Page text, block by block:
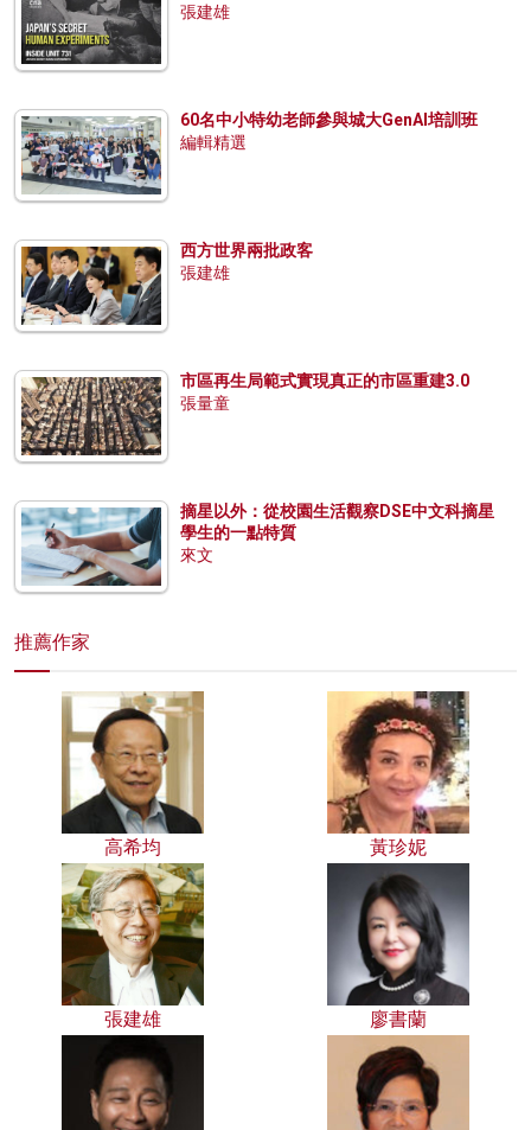
張建雄
60名中小特幼老師參與城大GenAI培訓班
編輯精選
西方世界兩批政客
張建雄
市區再生局範式實現真正的市區重建3.0
張量童
摘星以外：從校園生活觀察DSE中文科摘星
學生的一點特質
來文
推薦作家
高希均 黃珍妮
張建雄 廖書蘭